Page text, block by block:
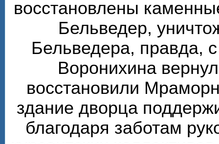
восстановлены
Бельведер,
Бельведера, правда,
Воронихина
восстановили
здание дворца
благодаря заботам